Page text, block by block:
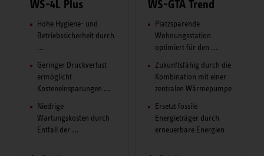
WS-4L Plus
Hohe Hygiene- und
Betriebssicherheit durch
...
Geringer Druckverlust
ermöglicht
Kosteneinsparungen ...
Niedrige
Wartungskosten durch
Entfall der ...
WS-GTA Trend
Platzsparende
Wohnungsstation
optimiert für den ...
Zukunftsfähig durch die
Kombination mit einer
zentralen Wärmepumpe
Ersetzt fossile
Energieträger durch
erneuerbare Energien